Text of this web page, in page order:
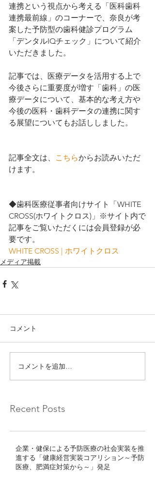
連携という視点から考える「医科歯科
連携最前線」のコーナーで、奈良が考
案した予防型の歯科健診プログラム
「デンタルIQチェック」について紹介
いただきました。
記事では、医療データを活用する上で
今後さらに重要度が増す「歯科」の医
療データについて、基本的な考え方や
今後の医科・歯科データの連携に関す
る展望についてもお話ししました。
記事全文は、 こちらからお読みいただ
けます。
◆歯科医療従事者向けサイト「WHITE
CROSS(ホワイトクロス)」※サイト内で
記事をご覧いただくには会員登録が必
要です。
WHITE CROSS | ホワイトクロス
メディア掲載
コメント
コメントを追加…
Recent Posts
企業・健保による予防医療の社会実装を推
進する「健康経営実装コアリション～予防
医療、肥満症対策から～」発足